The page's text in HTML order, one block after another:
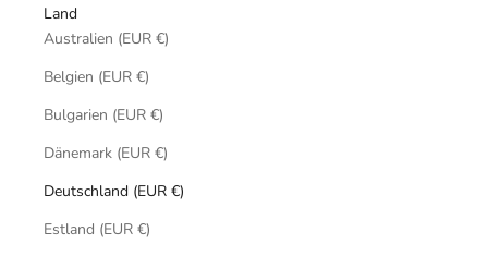
Land
Australien (EUR €)
Belgien (EUR €)
Bulgarien (EUR €)
Dänemark (EUR €)
Deutschland (EUR €)
Estland (EUR €)